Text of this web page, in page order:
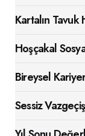
Kartalın Tavuk
Hoşçakal
Bireysel
Sessiz Vazgeçiş